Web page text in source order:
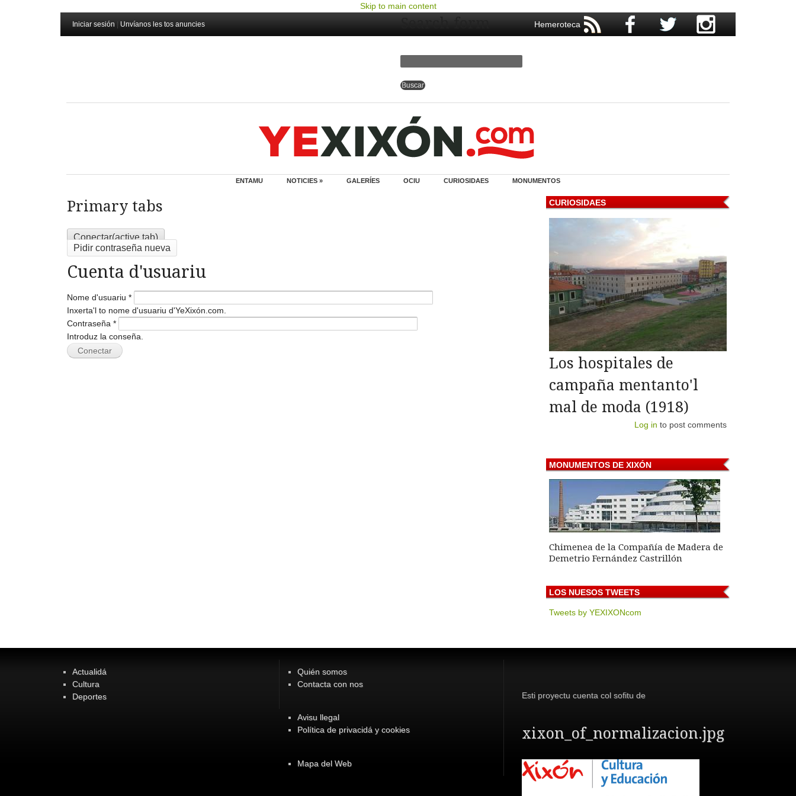
Skip to main content
Iniciar sesión Unvíanos les tos anuncies Hemeroteca
Search form
ENTAMU NOTICIES » GALERÍES OCIU CURIOSIDAES MONUMENTOS
Primary tabs
Conectar(active tab)
Pidir contraseña nueva
Cuenta d'usuariu
Nome d'usuariu *
Inxerta'l to nome d'usuariu d'YeXixón.com.
Contraseña *
Introduz la conseña.
CURIOSIDAES
Los hospitales de
campaña mentanto'l
mal de moda (1918)
Log in to post comments
MONUMENTOS DE XIXÓN
Chimenea de la Compañía de Madera de
Demetrio Fernández Castrillón
LOS NUESOS TWEETS
Tweets by YEXIXONcom
Actualidá
Cultura
Deportes
Quién somos
Contacta con nos
Avisu llegal
Política de privacidá y cookies
Mapa del Web
Esti proyectu cuenta col sofitu de
xixon_of_normalizacion.jpg